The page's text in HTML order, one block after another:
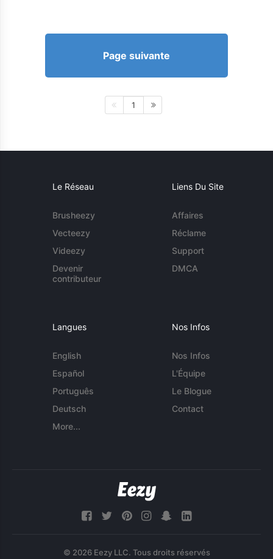
Page suivante
1
Le Réseau
Brusheezy
Vecteezy
Videezy
Devenir
contributeur
Liens Du Site
Affaires
Réclame
Support
DMCA
Langues
English
Español
Português
Deutsch
More...
Nos Infos
Nos Infos
L'Équipe
Le Blogue
Contact
© 2026 Eezy LLC. Tous droits réservés